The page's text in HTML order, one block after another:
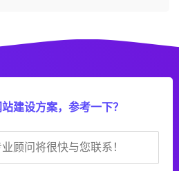
建设方案，参考一下？